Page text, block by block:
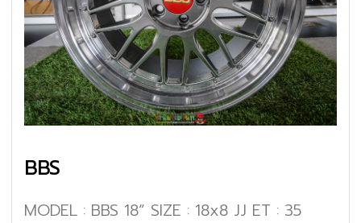
BBS
MODEL : BBS 18” SIZE : 18x8 JJ ET : 35